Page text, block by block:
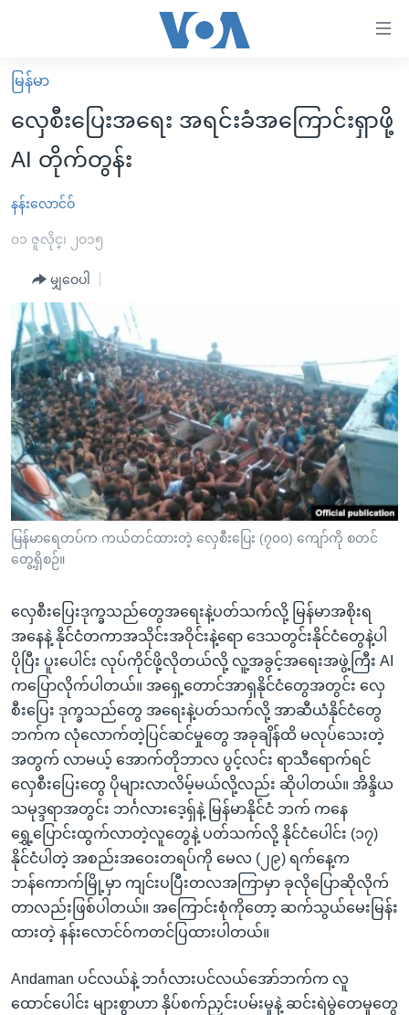
လွယ်ကူ
စေ
သည့်
များ
ပင်မ
ကျော်
ကြည့်
ရန်
ပင်မ
အ
ညွန်း
စာမျက်နှာ
သို့
ကျော်
ကြည့်
ရန်
ရန်
နေရာ
သို့
ကျော်
ရန်
မူလစာမျက်နှာ
မြန်မာ
ကမ္ဘာ့သတင်းများ
နိုင်ငံတကာ
အစ္စရေး-ပါလက်စတိုင်း
ဗွီဒီယို
အင်္ဂလိပ်စာလေ့လာမယ်
အမေရိကန်သုံးအီဒီယံ
မကြေးမုံရဲ့ အင်္ဂလိပ်စာ
ရုပ်ရှင်ထဲက အင်္ဂလိပ်စာ
သုတပဒေသာ အင်္ဂလိပ်စာ
အပတ်စဉ်ကဏ္ဍများ
ရေဒီယို
တီဗွီ
ရေဒီယိုနှင့်ရုပ်သံ အချက်အလက်များ
ရေဒီယို/တီဗွီအစီအစဉ်
Learning English
ဗွီအိုအေ လူမှုကွန်ယက်များ
မြန်မာ
လှေစီးပြေးအရေး အရင်းခံအကြောင်းရှာဖို့
AI တိုက်တွန်း
နန်းလောင်ဝ်
၀၁ ဇူလိုင္၊ ၂၀၁၅
မျှဝေပါ
မြန်မာရေတပ်က ကယ်တင်ထားတဲ့ လှေစီးပြေး (၇၀၀) ကျော်ကို စတင်
တွေ့ရှိစဉ်။
လှေစီးပြေးဒုက္ခသည်တွေအရေးနဲ့ပတ်သက်လို့ မြန်မာအစိုးရ
အနေနဲ့ နိုင်ငံတကာအသိုင်းအဝိုင်းနဲ့ရော ဒေသတွင်းနိုင်ငံတွေနဲ့ပါ
ပိုပြီး ပူးပေါင်း လုပ်ကိုင်ဖို့လိုတယ်လို့ လူ့အခွင့်အရေးအဖွဲ့ကြီး AI
ကပြောလိုက်ပါတယ်။ အရှေ့တောင်အာရှနိုင်ငံတွေအတွင်း လှေ
စီးပြေး ဒုက္ခသည်တွေ အရေးနဲ့ပတ်သက်လို့ အာဆီယံနိုင်ငံတွေ
ဘက်က လုံလောက်တဲ့ပြင်ဆင်မှုတွေ အခုချိန်ထိ မလုပ်သေးတဲ့
အတွက် လာမယ့် အောက်တိုဘာလ ပွင့်လင်း ရာသီရောက်ရင်
လှေစီးပြေးတွေ ပိုများလာလိမ့်မယ်လို့လည်း ဆိုပါတယ်။ အိန္ဒိယ
သမုဒ္ဒရာအတွင်း ဘင်္ဂလားဒေ့ရှ်နဲ့ မြန်မာနိုင်ငံ ဘက် ကနေ
ရွှေ့ပြောင်းထွက်လာတဲ့လူတွေနဲ့ ပတ်သက်လို့ နိုင်ငံပေါင်း (၁၇)
နိုင်ငံပါတဲ့ အစည်းအဝေးတရပ်ကို မေလ (၂၉) ရက်နေ့က
ဘန်ကောက်မြို့မှာ ကျင်းပပြီးတလအကြာမှာ ခုလိုပြောဆိုလိုက်
တာလည်းဖြစ်ပါတယ်။ အကြောင်းစုံကိုတော့ ဆက်သွယ်မေးမြန်း
ထားတဲ့ နန်းလောင်ဝ်ကတင်ပြထားပါတယ်။
Andaman ပင်လယ်နဲ့ ဘင်္ဂလားပင်လယ်အော်ဘက်က လူ
ထောင်ပေါင်း များစွာဟာ နှိပ်စက်ညှင်းပမ်းမှုနဲ့ ဆင်းရဲမွဲတေမှုတွေ